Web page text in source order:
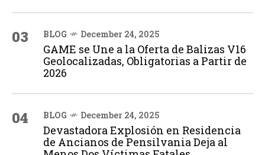
03 BLOG December 24, 2025
GAME se Une a la Oferta de Balizas V16
Geolocalizadas, Obligatorias a Partir de
2026
04 BLOG December 24, 2025
Devastadora Explosión en Residencia
de Ancianos de Pensilvania Deja al